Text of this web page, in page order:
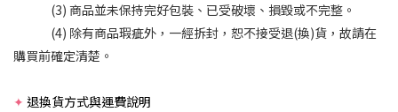
(3) 商品並未保持完好包裝、已受破壞、損毀或不完整。
(4) 除有商品瑕疵外，一經拆封，恕不接受退(換)貨，故請在
購買前確定清楚。
✦ 退換貨方式與運費說明